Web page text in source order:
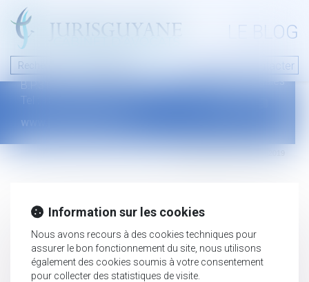
LE BLOG
Nous contacter
46 avenue de la liberté
B.P.315 - 97327 Cayenne Cedex
Tel : +594 594 29 45 35
www.jurisguyane.com
Mentions légales
Information sur les cookies
Nous avons recours à des cookies techniques pour
assurer le bon fonctionnement du site, nous utilisons
également des cookies soumis à votre consentement
pour collecter des statistiques de visite.